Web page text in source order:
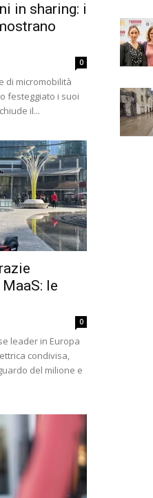
in sharing: i
0
di micromobilità
festeggiato i suoi
il...
le
0
leader in Europa
condivisa,
del milione e